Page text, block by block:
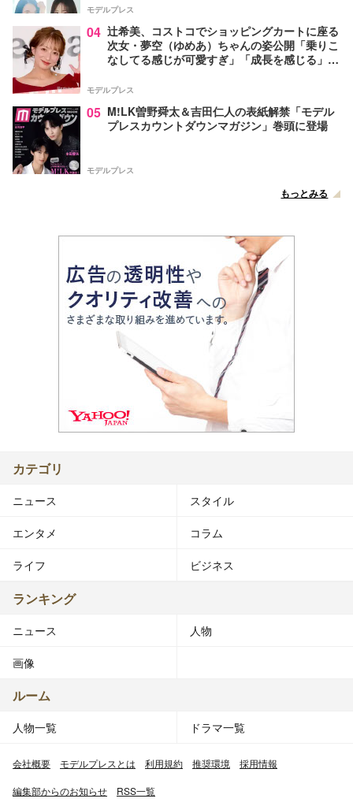
モデルプレス
04 辻希美、コストコでショッピングカートに座る
次女・夢空（ゆめあ）ちゃんの姿公開「乗りこ
なしてる感じが可愛すぎ」「成長を感じる」の
モデルプレス
05 M!LK曽野舜太＆吉田仁人の表紙解禁「モデル
プレスカウントダウンマガジン」巻頭に登場
モデルプレス
もっとみる
カテゴリ
ニュース スタイル
エンタメ コラム
ライフ ビジネス
ランキング
ニュース 人物
画像
ルーム
人物一覧 ドラマ一覧
会社概要 モデルプレスとは 利用規約 推奨環境 採用情報
編集部からのお知らせ RSS一覧